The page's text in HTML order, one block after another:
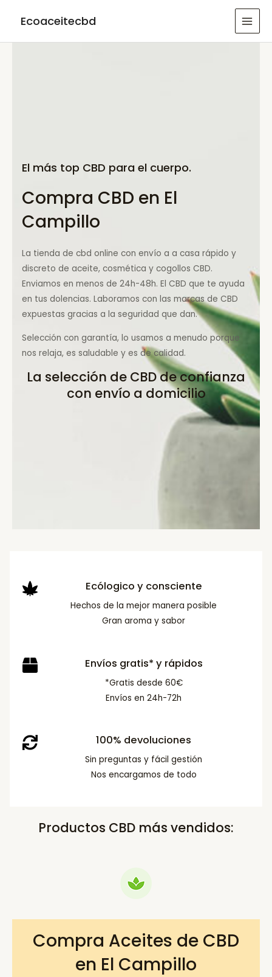
Ecoaceitecbd
El más top CBD para el cuerpo.
Compra CBD en El
Campillo
La tienda de cbd online con envío a a casa rápido y
discreto de aceite, cosmética y cogollos CBD.
Enviamos en menos de 24h-48h. El CBD que te ayuda
en tus dolencias. Laboramos con las marcas de CBD
expuestas gracias a la seguridad que dan.
Selección con garantía, lo usamos a menudo porque
nos relaja, es saludable y es de calidad.
La selección de CBD de confianza
con envío a domicilio
Ecólogico y consciente
Hechos de la mejor manera posible
Gran aroma y sabor
Envíos gratis* y rápidos
*Gratis desde 60€
Envíos en 24h-72h
100% devoluciones
Sin preguntas y fácil gestión
Nos encargamos de todo
Productos CBD más vendidos:
Compra Aceites de CBD
en El Campillo